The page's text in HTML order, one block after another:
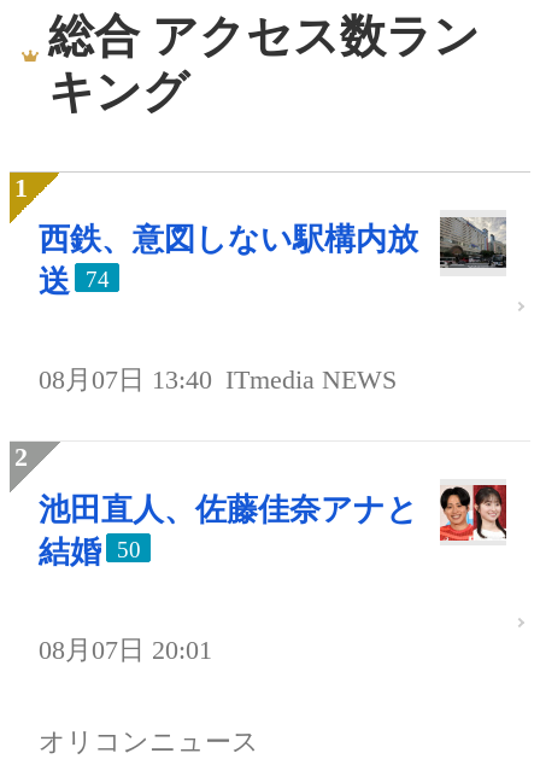
総合 アクセス数ラン
キング
西鉄、意図しない駅構内放
送
74
08月07日 13:40 ITmedia NEWS
池田直人、佐藤佳奈アナと
結婚
50
08月07日 20:01
オリコンニュース